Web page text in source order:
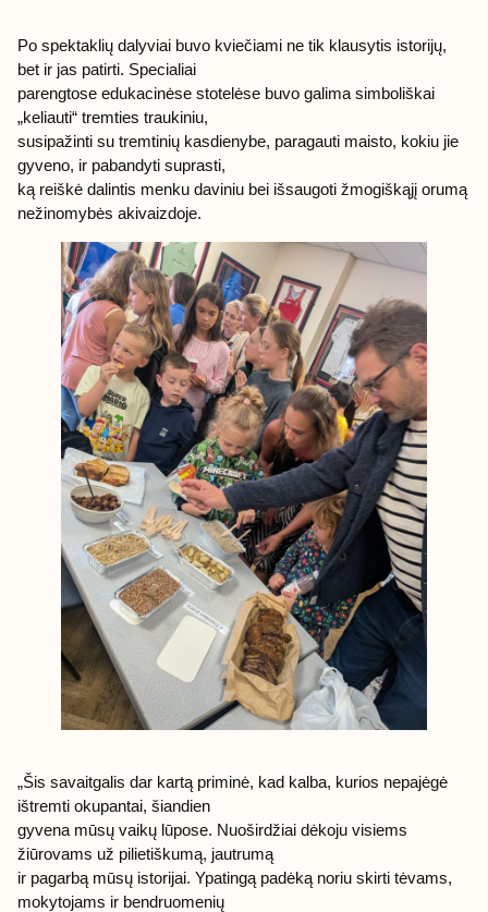
Po spektaklių dalyviai buvo kviečiami ne tik klausytis istorijų,
bet ir jas patirti. Specialiai
parengtose edukacinėse stotelėse buvo galima simboliškai
„keliauti“ tremties traukiniu,
susipažinti su tremtinių kasdienybe, paragauti maisto, kokiu jie
gyveno, ir pabandyti suprasti,
ką reiškė dalintis menku daviniu bei išsaugoti žmogiškąjį orumą
nežinomybės akivaizdoje.
„Šis savaitgalis dar kartą priminė, kad kalba, kurios nepajėgė
ištremti okupantai, šiandien
gyvena mūsų vaikų lūpose. Nuoširdžiai dėkoju visiems
žiūrovams už pilietiškumą, jautrumą
ir pagarbą mūsų istorijai. Ypatingą padėką noriu skirti tėvams,
mokytojams ir bendruomenių